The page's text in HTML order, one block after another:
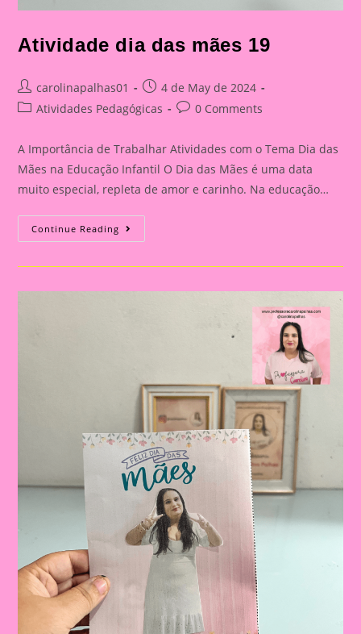
Atividade dia das mães 19
Post
author:
carolinapalhas01
Post
published:
4 de May de 2024
PostAtividades Pedagógicas
Post0 Comments
A Importância de Trabalhar Atividades com o Tema Dia das
Mães na Educação Infantil O Dia das Mães é uma data
muito especial, repleta de amor e carinho. Na educação…
Continue Reading Atividade
Dia